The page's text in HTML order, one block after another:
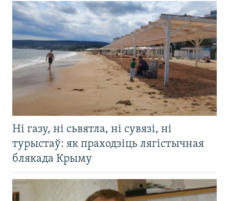
Ні газу, ні сьвятла, ні сувязі, ні
турыстаў: як праходзіць лягістычная
блякада Крыму